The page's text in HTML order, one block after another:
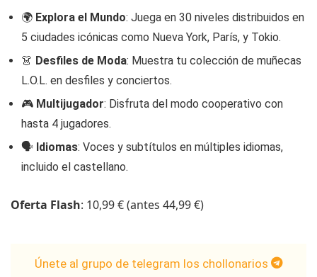
🌍 Explora el Mundo: Juega en 30 niveles distribuidos en
5 ciudades icónicas como Nueva York, París, y Tokio.
👗 Desfiles de Moda: Muestra tu colección de muñecas
L.O.L. en desfiles y conciertos.
🎮 Multijugador: Disfruta del modo cooperativo con
hasta 4 jugadores.
🗣️ Idiomas: Voces y subtítulos en múltiples idiomas,
incluido el castellano.
Oferta Flash: 10,99 € (antes 44,99 €)
Únete al grupo de telegram los chollonarios